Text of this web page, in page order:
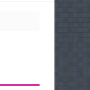
niñas y adolescentes